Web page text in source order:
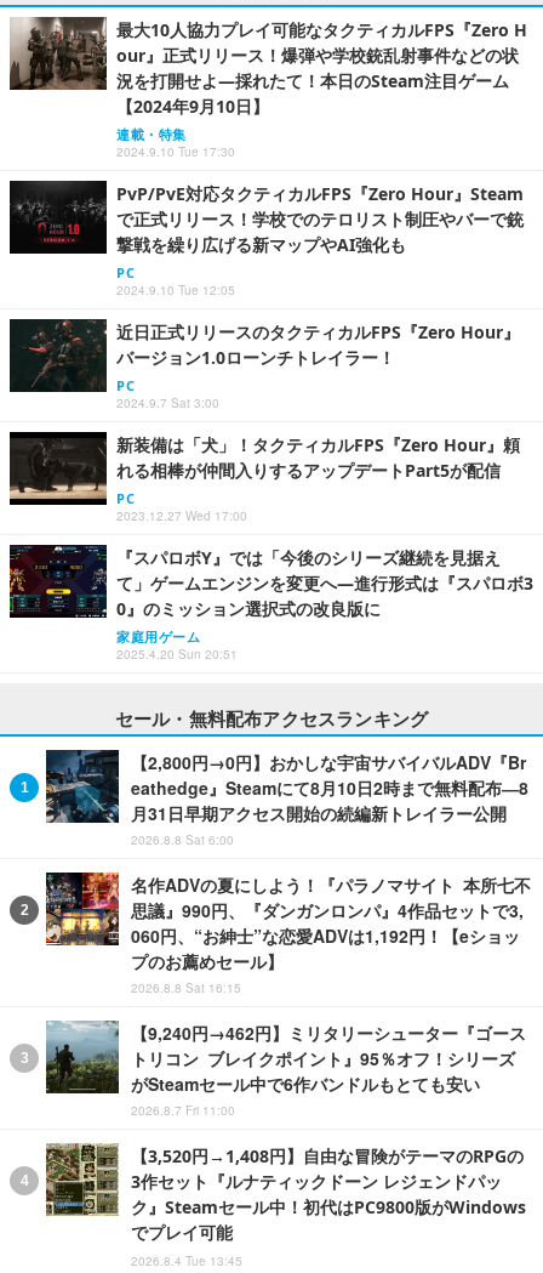
最大10人協力プレイ可能なタクティカルFPS『Zero H
our』正式リリース！爆弾や学校銃乱射事件などの状
況を打開せよ―採れたて！本日のSteam注目ゲーム
【2024年9月10日】
連載・特集
2024.9.10 Tue 17:30
PvP/PvE対応タクティカルFPS『Zero Hour』Steam
で正式リリース！学校でのテロリスト制圧やバーで銃
撃戦を繰り広げる新マップやAI強化も
PC
2024.9.10 Tue 12:05
近日正式リリースのタクティカルFPS『Zero Hour』
バージョン1.0ローンチトレイラー！
PC
2024.9.7 Sat 3:00
新装備は「犬」！タクティカルFPS『Zero Hour』頼
れる相棒が仲間入りするアップデートPart5が配信
PC
2023.12.27 Wed 17:00
『スパロボY』では「今後のシリーズ継続を見据え
て」ゲームエンジンを変更へ―進行形式は『スパロボ3
0』のミッション選択式の改良版に
家庭用ゲーム
2025.4.20 Sun 20:51
セール・無料配布アクセスランキング
【2,800円→0円】おかしな宇宙サバイバルADV『Br
eathedge』Steamにて8月10日2時まで無料配布―8
月31日早期アクセス開始の続編新トレイラー公開
2026.8.8 Sat 6:00
名作ADVの夏にしよう！『パラノマサイト 本所七不
思議』990円、『ダンガンロンパ』4作品セットで3,
060円、“お紳士”な恋愛ADVは1,192円！【eショッ
プのお薦めセール】
2026.8.8 Sat 16:15
【9,240円→462円】ミリタリーシューター『ゴース
トリコン ブレイクポイント』95％オフ！シリーズ
がSteamセール中で6作バンドルもとても安い
2026.8.7 Fri 11:00
【3,520円→1,408円】自由な冒険がテーマのRPGの
3作セット『ルナティックドーン レジェンドパッ
ク』Steamセール中！初代はPC9800版がWindows
でプレイ可能
2026.8.4 Tue 13:45